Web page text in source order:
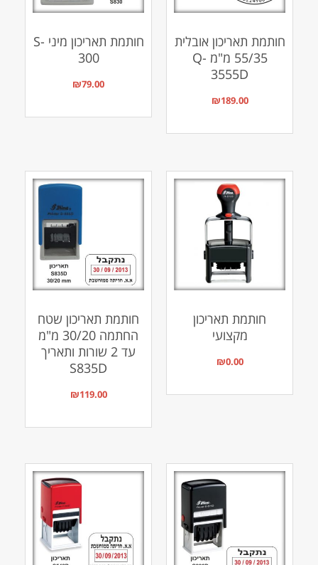
חותמת תאריכון אובלית
55/35 מ"מ Q-
3555D
₪189.00
חותמת תאריכון מיני S-
300
₪79.00
חותמת תאריכון
מקצועי
₪0.00
חותמת תאריכון שטח
החתמה 30/20 מ"מ
עד 2 שורות ותאריך
S835D
₪119.00